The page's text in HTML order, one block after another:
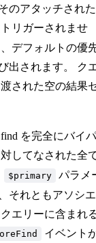
のアタッチされ
リガーされませ
デフォルトの優
出されます。 ク
された空の結果
を完全にバイパ
してなされた全
$primary
パラメ
それともアソシ
エリーに含まれ
イベント